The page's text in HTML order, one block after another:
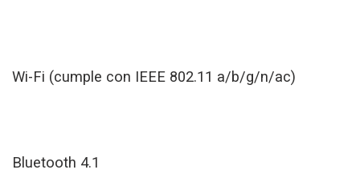
Wi-Fi (cumple con IEEE 802.11 a/b/g/n/ac)
Bluetooth 4.1